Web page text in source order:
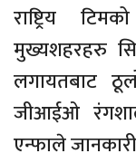
राष्ट्रिय
मुख्यशहरहरु
लगायतबाट
जीआईओ
एन्फाले